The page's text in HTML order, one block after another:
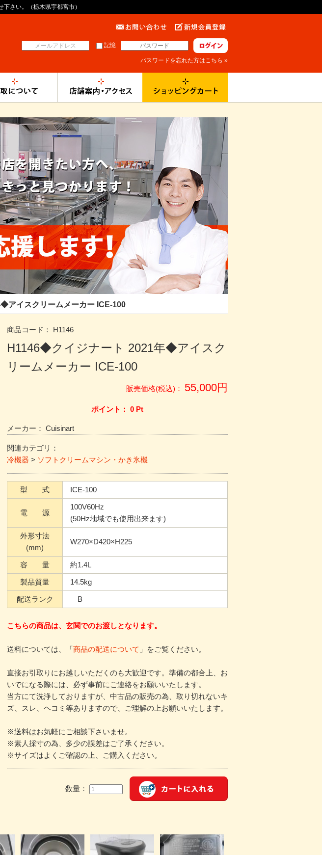
さい。（栃木県宇都宮市）
記憶
パスワードを忘れた方はこちら »
アイスクリームメーカー ICE-100
商品コード： H1146
H1146◆クイジナート 2021年◆アイスク
リームメーカー ICE-100
販売価格(税込)： 55,000円
ポイント： 0 Pt
メーカー： Cuisinart
関連カテゴリ：
冷機器 > ソフトクリームマシン・かき氷機
型 式 ICE-100
電 源
100V60Hz
(50Hz地域でも使用出来ます)
外形寸法
(mm)
W270×D420×H225
容 量 約1.4L
製品質量 14.5kg
配送ランク B
こちらの商品は、玄関でのお渡しとなります。
送料については、「商品の配送について 」をご覧ください。
直接お引取りにお越しいただくのも大歓迎です。準備の都合上、お
いでになる際には、必ず事前にご連絡をお願いいたします。
当方にて洗浄しておりますが、中古品の販売の為、取り切れないキ
ズ、スレ、ヘコミ等ありますので、ご理解の上お願いいたします。
※送料はお気軽にご相談下さいませ。
※素人採寸の為、多少の誤差はご了承ください。
※サイズはよくご確認の上、ご購入ください。
数量：